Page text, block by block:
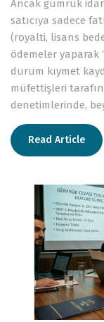
Ancak gümrük
satıcıya sadece
(royalti, lisans
ödemeler yaparak
durum kıymet
müfettişleri
denetimlerinde,
Read Article